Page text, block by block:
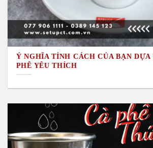
Ý NGHĨA TÍNH CÁCH CỦA BẠN DỰA
PHÊ YÊU THÍCH